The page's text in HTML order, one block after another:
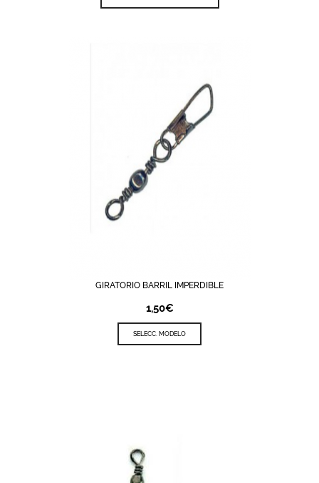
GIRATORIO BARRIL IMPERDIBLE
1,50€
SELECC. MODELO